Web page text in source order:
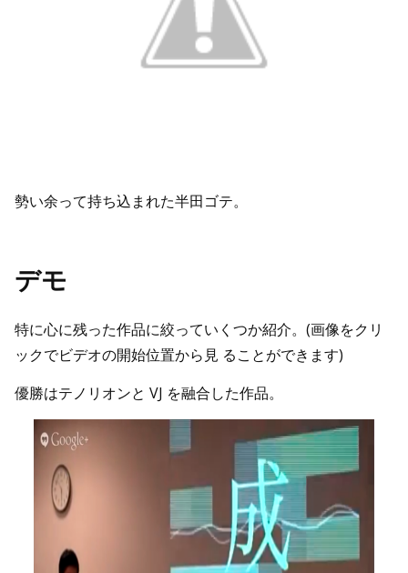
勢い余って持ち込まれた半田ゴテ。
デモ
特に心に残った作品に絞っていくつか紹介。(画像をクリ
ックでビデオの開始位置から見 ることができます)
優勝はテノリオンと VJ を融合した作品。